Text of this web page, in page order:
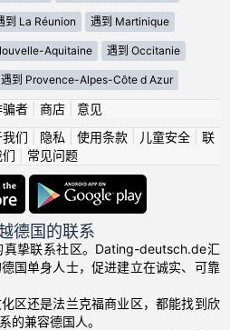
到 La Réunion 遇到 Martinique
Aquitaine 遇到 Occitanie
遇到 Provence-Alpes-Côte d Azur
骗者| 商店| 意见
们 隐私 使用条款| 儿童安全| 联
常见问题
德国的联系
挚联系社区。Dating-deutsch.de汇
国单身人士，促进建立在诚实、可靠
区还是法兰克福商业区，都能找到欣
的兼容德国人。